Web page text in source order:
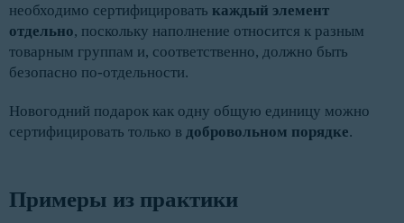
необходимо сертифицировать каждый элемент
отдельно, поскольку наполнение относится к разным
товарным группам и, соответственно, должно быть
безопасно по-отдельности.
Новогодний подарок как одну общую единицу можно
сертифицировать только в добровольном порядке.
Примеры из практики